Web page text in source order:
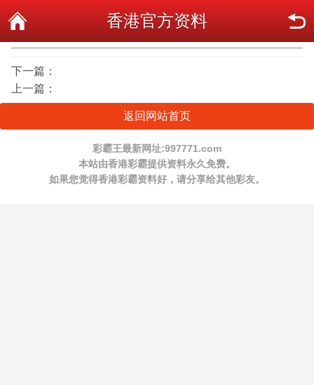
香港官方资料
下一篇：
上一篇：
返回网站首页
彩霸王最新网址:997771.com
本站由香港彩霸提供资料永久免费。
如果您觉得香港彩霸资料好，请分享给其他彩友。